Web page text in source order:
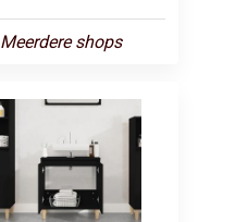
Meerdere shops